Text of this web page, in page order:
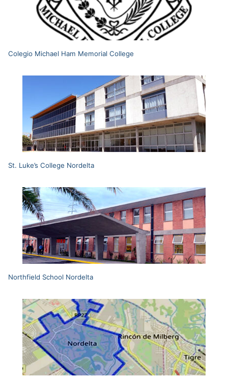
Colegio Michael Ham Memorial College
St. Luke’s College Nordelta
Northfield School Nordelta